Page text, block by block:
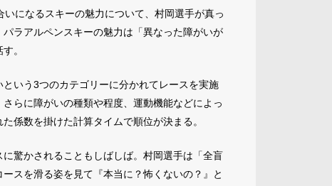
になるスキーの魅力について、村岡選手が真っ
ラアルペンスキーの魅力は「異なった障がいが
。
いう3つのカテゴリーに分かれてレースを実施
らに障がいの種類や程度、運動機能などによっ
係数を掛けた計算タイムで順位が決まる。
驚かされることもしばしば。村岡選手は「全盲
スを滑る姿を見て『本当に？怖くないの？』と